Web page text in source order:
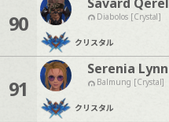
90 Diabolos [Crystal]
クリスタル
91
Serenia Lynn
Balmung [Crystal]
クリスタル